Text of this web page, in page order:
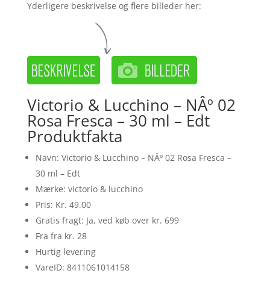
Yderligere beskrivelse og flere billeder her:
Victorio & Lucchino – NÂº 02
Rosa Fresca – 30 ml – Edt
Produktfakta
Navn: Victorio & Lucchino – NÂº 02 Rosa Fresca –
30 ml – Edt
Mærke: victorio & lucchino
Pris: Kr. 49.00
Gratis fragt: Ja, ved køb over kr. 699
Fra fra kr. 28
Hurtig levering
VareID: 8411061014158